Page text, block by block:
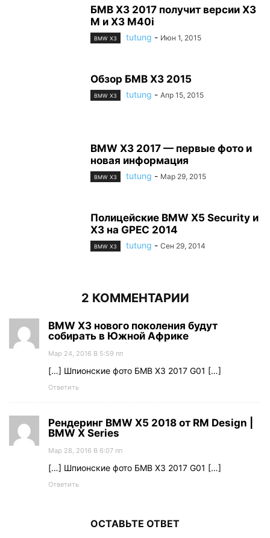
БМВ Х3 2017 получит версии X3
M и X3 M40i
BMW X3 tutung - Июн 1, 2015
Обзор БМВ Х3 2015
BMW X3 tutung - Апр 15, 2015
BMW X3 2017 — первые фото и
новая информация
BMW X3 tutung - Мар 29, 2015
Полицейские BMW X5 Security и
X3 на GPEC 2014
BMW X3 tutung - Сен 29, 2014
2 КОММЕНТАРИИ
BMW X3 нового поколения будут
собирать в Южной Африке
Мар 24, 2016 В 5:59 пп
[…] Шпионские фото БМВ Х3 2017 G01 […]
Ответить
Рендеринг BMW X5 2018 от RM Design |
BMW X Series
Мар 28, 2016 В 6:07 пп
[…] Шпионские фото БМВ Х3 2017 G01 […]
Ответить
ОСТАВЬТЕ ОТВЕТ